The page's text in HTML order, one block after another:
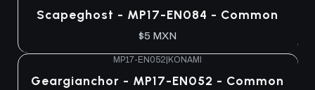
Scapeghost - MP17-EN084 - Common
$5 MXN
MP17-EN052 KONAMI
Geargianchor - MP17-EN052 - Common